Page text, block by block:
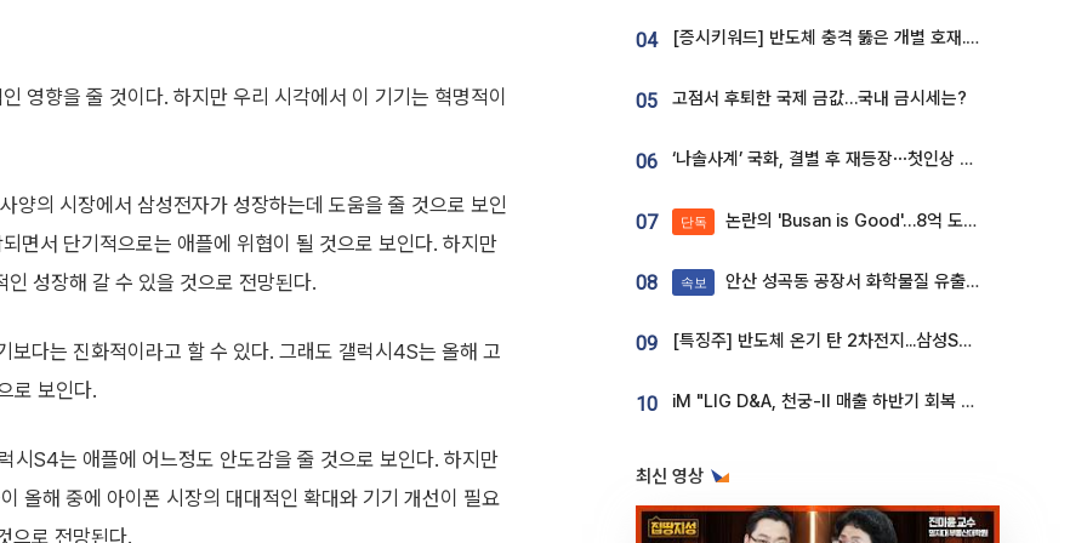
영향을 줄 것이다. 하지만 우리 시각에서 이 기기는 혁명적이
의 시장에서 삼성전자가 성장하는데 도움을 줄 것으로 보인
면서 단기적으로는 애플에 위협이 될 것으로 보인다. 하지만
성장해 갈 수 있을 것으로 전망된다.
다는 진화적이라고 할 수 있다. 그래도 갤럭시4S는 올해 고
로 보인다.
S4는 애플에 어느정도 안도감을 줄 것으로 보인다. 하지만
올해 중에 아이폰 시장의 대대적인 확대와 기기 개선이 필요
으로 전망된다.
04 [증시키워드] 반도체 충격 뚫은 개별 호재...포스코퓨처엠·에코프로·한화솔루션 '눈길'
05 고점서 후퇴한 국제 금값…국내 금시세는?
06 ‘나솔사계’ 국화, 결별 후 재등장⋯첫인상 투표 휩쓸고 ‘인기녀’ 등극
07 단독 논란의 'Busan is Good'…8억 도시브랜드, 용산 대통령실 CI 업체가 수행
08 속보 안산 성곡동 공장서 화학물질 유출 사고 발생
09 [특징주] 반도체 온기 탄 2차전지...삼성SDI, 장 초반 7% 넘게 껑충
10 iM "LIG D&A, 천궁-II 매출 하반기 회복 전망…방산 톱픽 유지"
최신 영상